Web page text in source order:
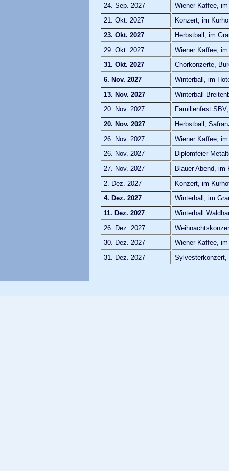
24. Sep. 2027
Wiener Kaffee,
21. Okt. 2027
Konzert, im
23. Okt. 2027
Herbstball, im
29. Okt. 2027
Wiener Kaffee,
31. Okt. 2027
Chorkonzerte,
6. Nov. 2027
Winterball, im
13. Nov. 2027
Winterball
20. Nov. 2027
Familienfest
20. Nov. 2027
Herbstball,
26. Nov. 2027
Wiener Kaffee,
26. Nov. 2027
Diplomfeier
27. Nov. 2027
Blauer Abend, im
2. Dez. 2027
Konzert, im
4. Dez. 2027
Winterball, im
11. Dez. 2027
Winterball
26. Dez. 2027
30. Dez. 2027
Wiener Kaffee,
31. Dez. 2027
Sylvesterkonzert,